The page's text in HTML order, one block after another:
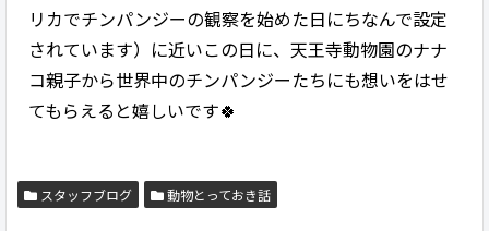
リカでチンパンジーの観察を始めた日にちなんで設定
されています）に近いこの日に、天王寺動物園のナナ
コ親子から世界中のチンパンジーたちにも想いをはせ
てもらえると嬉しいです🍀
スタッフブログ 動物とっておき話